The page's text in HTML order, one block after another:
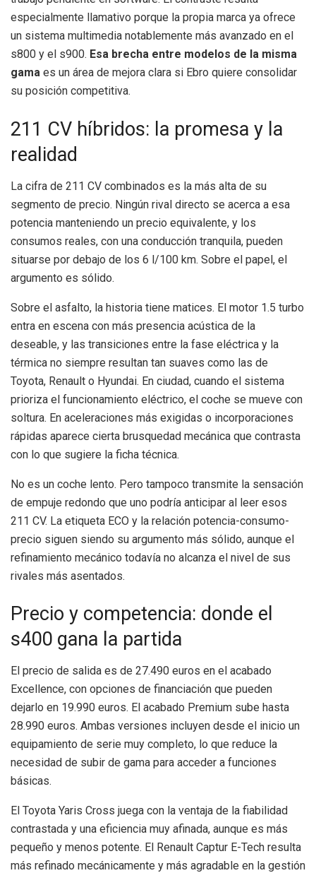
especialmente llamativo porque la propia marca ya ofrece
un sistema multimedia notablemente más avanzado en el
s800 y el s900. Esa brecha entre modelos de la misma
gama es un área de mejora clara si Ebro quiere consolidar
su posición competitiva.
211 CV híbridos: la promesa y la
realidad
La cifra de 211 CV combinados es la más alta de su
segmento de precio. Ningún rival directo se acerca a esa
potencia manteniendo un precio equivalente, y los
consumos reales, con una conducción tranquila, pueden
situarse por debajo de los 6 l/100 km. Sobre el papel, el
argumento es sólido.
Sobre el asfalto, la historia tiene matices. El motor 1.5 turbo
entra en escena con más presencia acústica de la
deseable, y las transiciones entre la fase eléctrica y la
térmica no siempre resultan tan suaves como las de
Toyota, Renault o Hyundai. En ciudad, cuando el sistema
prioriza el funcionamiento eléctrico, el coche se mueve con
soltura. En aceleraciones más exigidas o incorporaciones
rápidas aparece cierta brusquedad mecánica que contrasta
con lo que sugiere la ficha técnica.
No es un coche lento. Pero tampoco transmite la sensación
de empuje redondo que uno podría anticipar al leer esos
211 CV. La etiqueta ECO y la relación potencia-consumo-
precio siguen siendo su argumento más sólido, aunque el
refinamiento mecánico todavía no alcanza el nivel de sus
rivales más asentados.
Precio y competencia: donde el
s400 gana la partida
El precio de salida es de 27.490 euros en el acabado
Excellence, con opciones de financiación que pueden
dejarlo en 19.990 euros. El acabado Premium sube hasta
28.990 euros. Ambas versiones incluyen desde el inicio un
equipamiento de serie muy completo, lo que reduce la
necesidad de subir de gama para acceder a funciones
básicas.
El Toyota Yaris Cross juega con la ventaja de la fiabilidad
contrastada y una eficiencia muy afinada, aunque es más
pequeño y menos potente. El Renault Captur E-Tech resulta
más refinado mecánicamente y más agradable en la gestión